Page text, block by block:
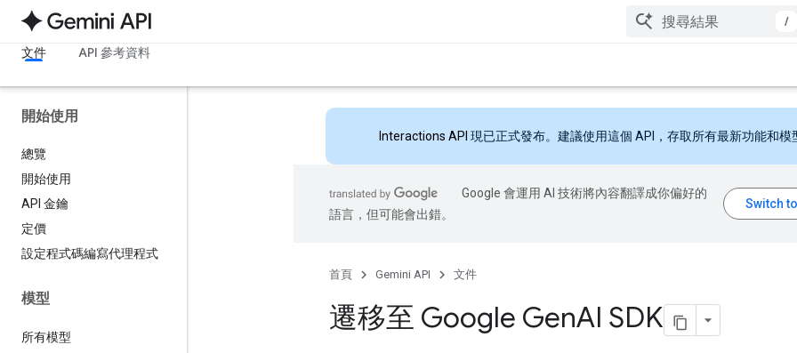
/
文件
API 參考資料
開始使用
總覽
開始使用
API 金鑰
定價
設定程式碼編寫代理程式
模型
所有模型
Interactions API 現已正式發布。建議使用這個 API，存取所有最新功能和模
Google 會運用 AI 技術將內容翻譯成你偏好的
語言，但可能會出錯。
首頁 Gemini API 文件
遷移至 Google GenAI SDK